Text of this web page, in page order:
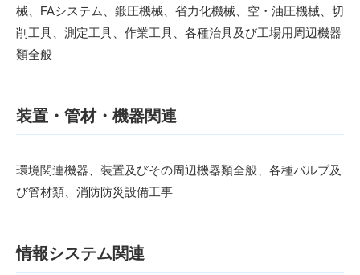
械、FAシステム、鍛圧機械、省力化機械、空・油圧機械、切
削工具、測定工具、作業工具、各種治具及び工場用周辺機器
類全般
装置・管材・機器関連
環境関連機器、装置及びその周辺機器類全般、各種バルブ及
び管材類、消防防災設備工事
情報システム関連